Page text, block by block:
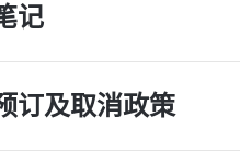
记
订及取消政策